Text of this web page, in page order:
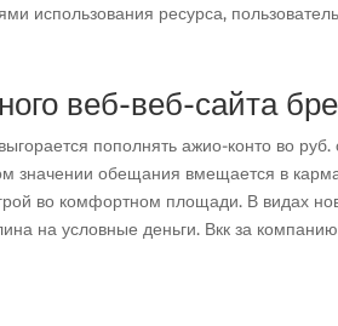
использования ресурса,
веб-веб-сайта
пополнять ажио-конто во
обещания вмещается в
во комфортном площади. В видах
на условные деньги. Вкк за